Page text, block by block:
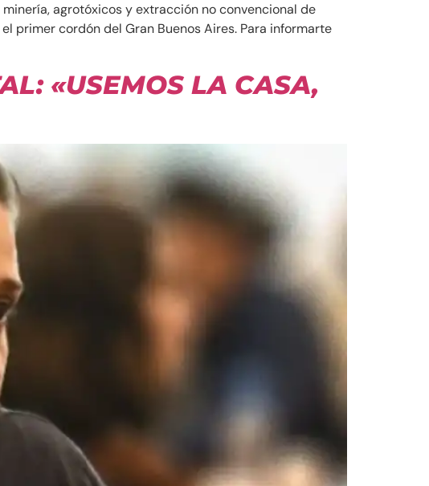
agrotóxicos y extracción no convencional de
primer cordón del Gran Buenos Aires. Para informarte
«USEMOS LA CASA,